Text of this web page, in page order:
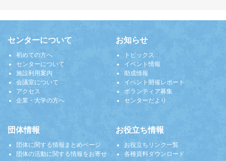
センターについて
初めての方へ
センターについて
施設利用案内
会議室について
アクセス
企業・大学の方へ
お知らせ
トピックス
イベント情報
助成情報
イベント開催レポート
ボランティア募集
センターだより
団体情報
団体に関する情報まとめページ
団体の活動に関する情報をお寄せ
お役立ち情報
お役立ちリンク一覧
各種資料ダウンロード